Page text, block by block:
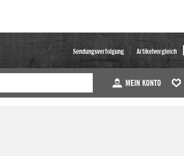
Sendungsverfolgung Artikelvergleich
MEIN KONTO